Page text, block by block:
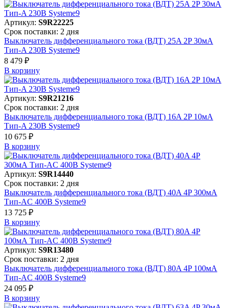
Артикул: S9R22225
Срок поставки: 2 дня
Выключатель дифференциального тока (ВДТ) 25A 2P 30мА
Тип-A 230В Systeme9
8 479 ₽
В корзинy
Артикул: S9R21216
Срок поставки: 2 дня
Выключатель дифференциального тока (ВДТ) 16A 2P 10мА
Тип-A 230В Systeme9
10 675 ₽
В корзинy
Артикул: S9R14440
Срок поставки: 2 дня
Выключатель дифференциального тока (ВДТ) 40A 4P 300мА
Тип-AC 400В Systeme9
13 725 ₽
В корзинy
Артикул: S9R13480
Срок поставки: 2 дня
Выключатель дифференциального тока (ВДТ) 80A 4P 100мА
Тип-AC 400В Systeme9
24 095 ₽
В корзинy